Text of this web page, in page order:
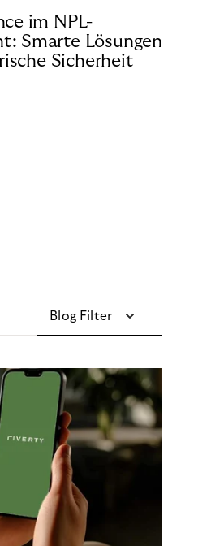
im NPL-
Smarte Lösungen
Sicherheit
Blog Filter